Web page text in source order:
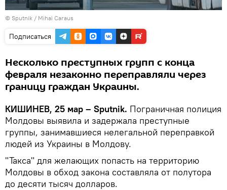
© Sputnik / Mihai Caraus
Подписаться
Несколько преступных групп с конца
февраля незаконно переправляли через
границу граждан Украины.
КИШИНЕВ, 25 мар – Sputnik. Пограничная полиция
Молдовы выявила и задержала преступные
группы, занимавшиеся нелегальной переправкой
людей из Украины в Молдову.
"Такса" для желающих попасть на территорию
Молдовы в обход закона составляла от полутора
до десяти тысяч долларов.